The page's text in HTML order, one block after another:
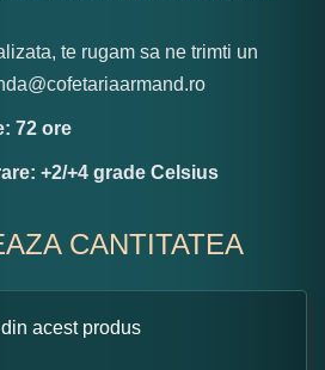
te rugam sa ne trimti un
72 ore
+2/+4 grade Celsius
CANTITATEA
din acest produs